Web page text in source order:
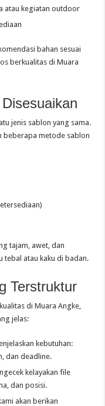
atau kegiatan outdoor
bahan sesuai
berkualitas di Muara
jenis sablon yang sama.
beberapa metode sablon
tajam, awet, dan
tebal atau kaku di badan.
Terstruktur
di Muara Angke,
jelas:
kebutuhan:
dan deadline.
kelayakan file
dan posisi.
akan berikan